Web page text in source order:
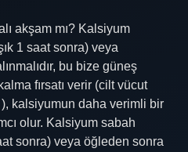
akşam mı? Kalsiyum
1 saat sonra) veya
bu bize güneş
fırsatı verir (cilt vücut
kalsiyumun daha verimli bir
olur. Kalsiyum sabah
sonra) veya öğleden sonra